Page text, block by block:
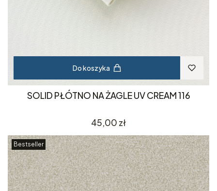
Do koszyka
SOLID PŁÓTNO NA ŻAGLE UV CREAM 116
Cena
45,00 zł
Bestseller